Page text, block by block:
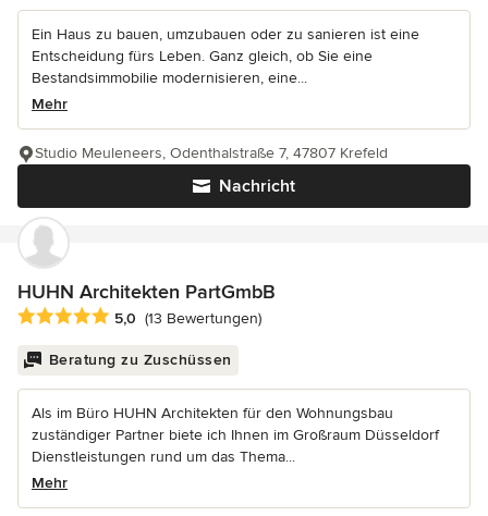
Ein Haus zu bauen, umzubauen oder zu sanieren ist eine
Entscheidung fürs Leben. Ganz gleich, ob Sie eine
Bestandsimmobilie modernisieren, eine...
Mehr
Nachricht
Studio Meuleneers, Odenthalstraße 7, 47807 Krefeld
HUHN Architekten PartGmbB
Durchschnittliche Bewertung: 5 von 5 Sternen
5,0 (13 Bewertungen)
Beratung zu Zuschüssen
Als im Büro HUHN Architekten für den Wohnungsbau
zuständiger Partner biete ich Ihnen im Großraum Düsseldorf
Dienstleistungen rund um das Thema...
Mehr